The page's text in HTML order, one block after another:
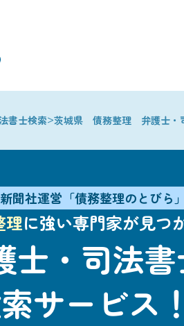
書士検索>茨城県 債務整理 弁護士・
聞社運営「債務整理のとびら」
理に強い専門家が見つ
士・司法
サービス！